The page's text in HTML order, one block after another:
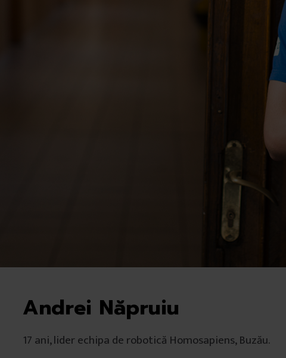
Andrei Năpruiu
17 ani, lider echipa de robotică Homosapiens, Buzău.